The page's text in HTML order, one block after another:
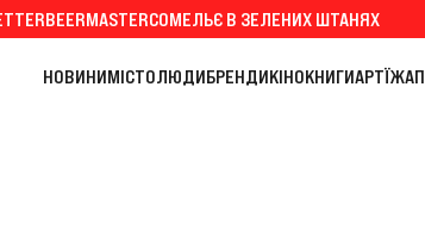
BEERMASTERСОМЕЛЬЄ В ЗЕЛЕНИХ ШТАНЯХ
НОВИНИМІСТОЛЮДИБРЕНДИКІНОКНИГИАРТЇЖА